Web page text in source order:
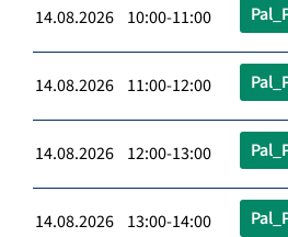
14.08.2026 10:00-11:00
14.08.2026 11:00-12:00
14.08.2026 12:00-13:00
14.08.2026 13:00-14:00